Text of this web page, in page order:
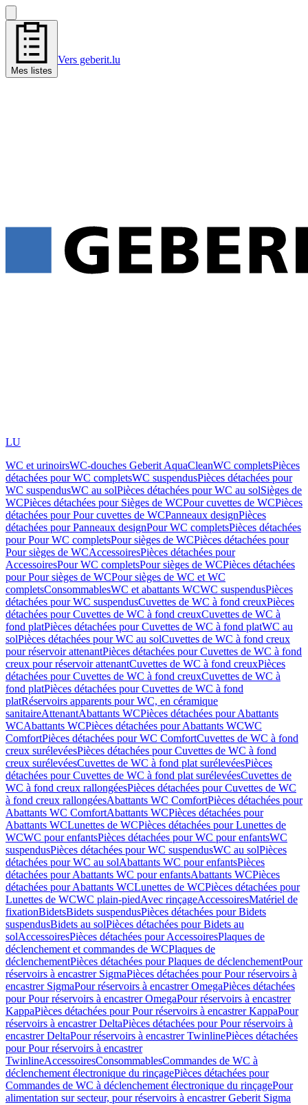
Mes listes
Vers geberit.lu
LU
WC et urinoirsWC-douches Geberit AquaCleanWC completsPièces
détachées pour WC completsWC suspendusPièces détachées pour
WC suspendusWC au solPièces détachées pour WC au solSièges de
WCPièces détachées pour Sièges de WCPour cuvettes de WCPièces
détachées pour Pour cuvettes de WCPanneaux designPièces
détachées pour Panneaux designPour WC completsPièces détachées
pour Pour WC completsPour sièges de WCPièces détachées pour
Pour sièges de WCAccessoiresPièces détachées pour
AccessoiresPour WC completsPour sièges de WCPièces détachées
pour Pour sièges de WCPour sièges de WC et WC
completsConsommablesWC et abattants WCWC suspendusPièces
détachées pour WC suspendusCuvettes de WC à fond creuxPièces
détachées pour Cuvettes de WC à fond creuxCuvettes de WC à
fond platPièces détachées pour Cuvettes de WC à fond platWC au
solPièces détachées pour WC au solCuvettes de WC à fond creux
pour réservoir attenantPièces détachées pour Cuvettes de WC à fond
creux pour réservoir attenantCuvettes de WC à fond creuxPièces
détachées pour Cuvettes de WC à fond creuxCuvettes de WC à
fond platPièces détachées pour Cuvettes de WC à fond
platRéservoirs apparents pour WC, en céramique
sanitaireAttenantAbattants WCPièces détachées pour Abattants
WCAbattants WCPièces détachées pour Abattants WCWC
ComfortPièces détachées pour WC ComfortCuvettes de WC à fond
creux surélevéesPièces détachées pour Cuvettes de WC à fond
creux surélevéesCuvettes de WC à fond plat surélevéesPièces
détachées pour Cuvettes de WC à fond plat surélevéesCuvettes de
WC à fond creux rallongéesPièces détachées pour Cuvettes de WC
à fond creux rallongéesAbattants WC ComfortPièces détachées pour
Abattants WC ComfortAbattants WCPièces détachées pour
Abattants WCLunettes de WCPièces détachées pour Lunettes de
WCWC pour enfantsPièces détachées pour WC pour enfantsWC
suspendusPièces détachées pour WC suspendusWC au solPièces
détachées pour WC au solAbattants WC pour enfantsPièces
détachées pour Abattants WC pour enfantsAbattants WCPièces
détachées pour Abattants WCLunettes de WCPièces détachées pour
Lunettes de WCWC plain-piedAvec rinçageAccessoiresMatériel de
fixationBidetsBidets suspendusPièces détachées pour Bidets
suspendusBidets au solPièces détachées pour Bidets au
solAccessoiresPièces détachées pour AccessoiresPlaques de
déclenchement et commandes de WCPlaques de
déclenchementPièces détachées pour Plaques de déclenchementPour
réservoirs à encastrer SigmaPièces détachées pour Pour réservoirs à
encastrer SigmaPour réservoirs à encastrer OmegaPièces détachées
pour Pour réservoirs à encastrer OmegaPour réservoirs à encastrer
KappaPièces détachées pour Pour réservoirs à encastrer KappaPour
réservoirs à encastrer DeltaPièces détachées pour Pour réservoirs à
encastrer DeltaPour réservoirs à encastrer TwinlinePièces détachées
pour Pour réservoirs à encastrer
TwinlineAccessoiresConsommablesCommandes de WC à
déclenchement électronique du rinçagePièces détachées pour
Commandes de WC à déclenchement électronique du rinçagePour
alimentation sur secteur, pour réservoirs à encastrer Geberit Sigma